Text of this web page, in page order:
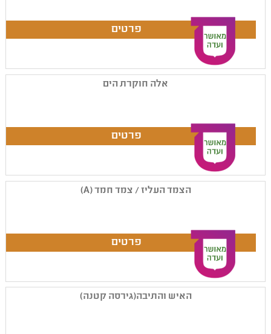
אלה חוקרת הים
הצמד העליז / צמד חמד (A)
האיש והתיבה(גירסה קטנה)